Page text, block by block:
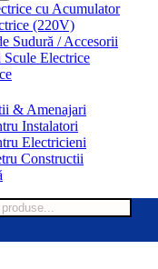
cu Acumulator
(220V)
Sudură / Accesorii
Scule Electrice
& Amenajari
Instalatori
Electricieni
Constructii